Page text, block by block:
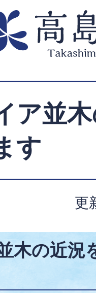
ア並
す
更
木の近況